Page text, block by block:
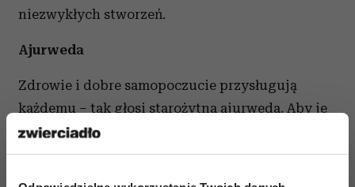
niezwykłych stworzeń.
Ajurweda
Zdrowie i dobre samopoczucie przysługują
każdemu – tak głosi starożytna ajurweda. Aby je
osiągnąć, trzeba jednak nauczyć się, jak połączyć
ciało, duszę, umysł i zmysły w jedność. Sri Lanka